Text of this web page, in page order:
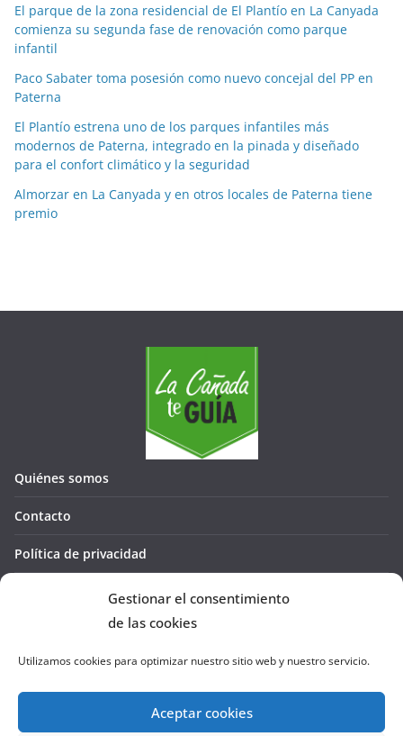
Gestionar el consentimiento
de las cookies
Utilizamos cookies para optimizar nuestro sitio web y nuestro servicio.
Aceptar cookies
m
e
e
El parque de la zona residencial de El Plantío en La Canyada
comienza su segunda fase de renovación como parque
infantil
Paco Sabater toma posesión como nuevo concejal del PP en
Paterna
El Plantío estrena uno de los parques infantiles más
modernos de Paterna, integrado en la pinada y diseñado
para el confort climático y la seguridad
Almorzar en La Canyada y en otros locales de Paterna tiene
premio
Quiénes somos
Contacto
Política de privacidad
Política de cookies (UE)